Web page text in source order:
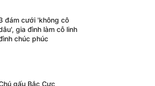
đám cưới 'không cô
gia đình làm cỗ linh
chúc phúc
gấu Bắc Cực